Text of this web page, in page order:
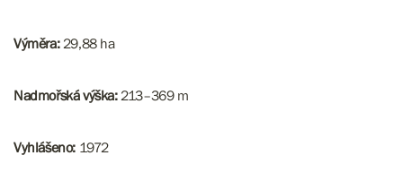
Výměra:29,88 ha
Nadmořská výška:213–369 m
Vyhlášeno: 1972